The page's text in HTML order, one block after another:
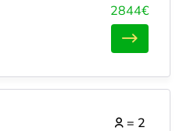
2844€
= 2